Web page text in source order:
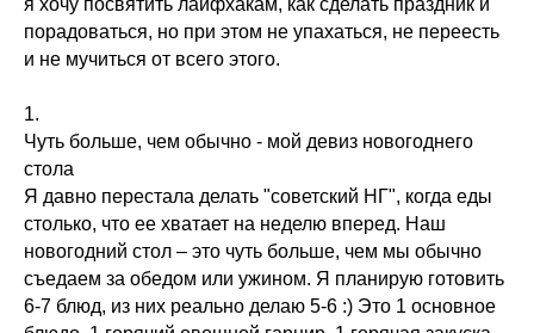
порадоваться, но при этом не упахаться, не переесть
и не мучиться от всего этого.
1.
Чуть больше, чем обычно - мой девиз новогоднего
стола
Я давно перестала делать "советский НГ", когда еды
столько, что ее хватает на неделю вперед. Наш
новогодний стол – это чуть больше, чем мы обычно
съедаем за обедом или ужином. Я планирую готовить
6-7 блюд, из них реально делаю 5-6 :) Это 1 основное